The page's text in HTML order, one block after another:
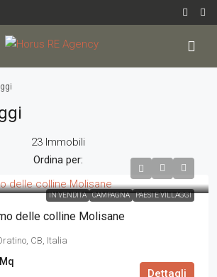
23 Immobili
Ordina per:
IN VENDITA CAMPAGNA PAESI E VILLAGGI
delle colline Molisane
CB, Italia
Mq
Dettagli